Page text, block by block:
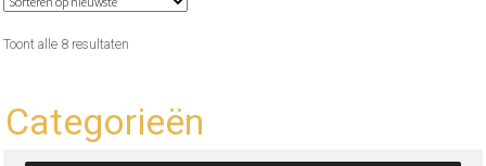
Toont alle 8 resultaten
Categorieën